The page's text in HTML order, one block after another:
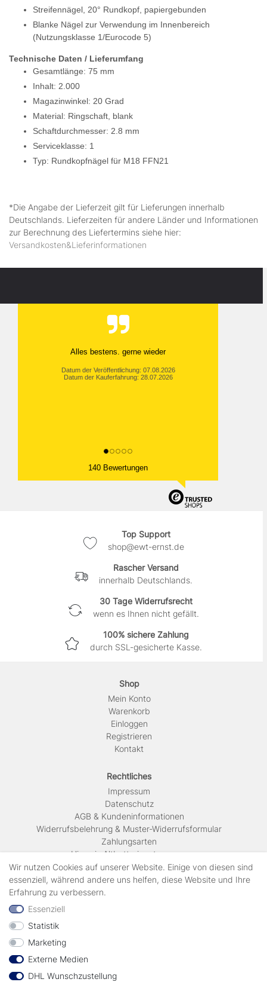
Streifennägel, 20° Rundkopf, papiergebunden
Blanke Nägel zur Verwendung im Innenbereich
(Nutzungsklasse 1/Eurocode 5)
Technische Daten / Lieferumfang
Gesamtlänge: 75 mm
Inhalt: 2.000
Magazinwinkel: 20 Grad
Material: Ringschaft, blank
Schaftdurchmesser: 2.8 mm
Serviceklasse: 1
Typ: Rundkopfnägel für M18 FFN21
*Die Angabe der Lieferzeit gilt für Lieferungen innerhalb
Deutschlands. Lieferzeiten für andere Länder und Informationen
zur Berechnung des Liefertermins siehe hier:
Versandkosten&Lieferinformationen
Alles bestens. gerne wieder
Datum der Veröffentlichung: 07.08.2026
Datum der Kauferfahrung: 28.07.2026
140 Bewertungen
Top Support
shop@ewt-ernst.de
Rascher Versand
innerhalb Deutschlands.
30 Tage Widerrufsrecht
wenn es Ihnen nicht gefällt.
100% sichere Zahlung
durch SSL-gesicherte Kasse.
Shop
Mein Konto
Warenkorb
Einloggen
Registrieren
Kontakt
Rechtliches
Impressum
Daten­schutz
AGB & Kundeninformationen
Widerrufsbelehrung & Muster-Widerrufsformular
Zahlungsarten
Hinweis Altbatterieentsorgung
Versandkosten & Lieferinformationen
Zahlungsarten
geprüft durch
Wir nutzen Cookies auf unserer Website. Einige von diesen sind
essenziell, während andere uns helfen, diese Website und Ihre
Erfahrung zu verbessern.
Essenziell
Statistik
Marketing
Externe Medien
DHL Wunschzustellung